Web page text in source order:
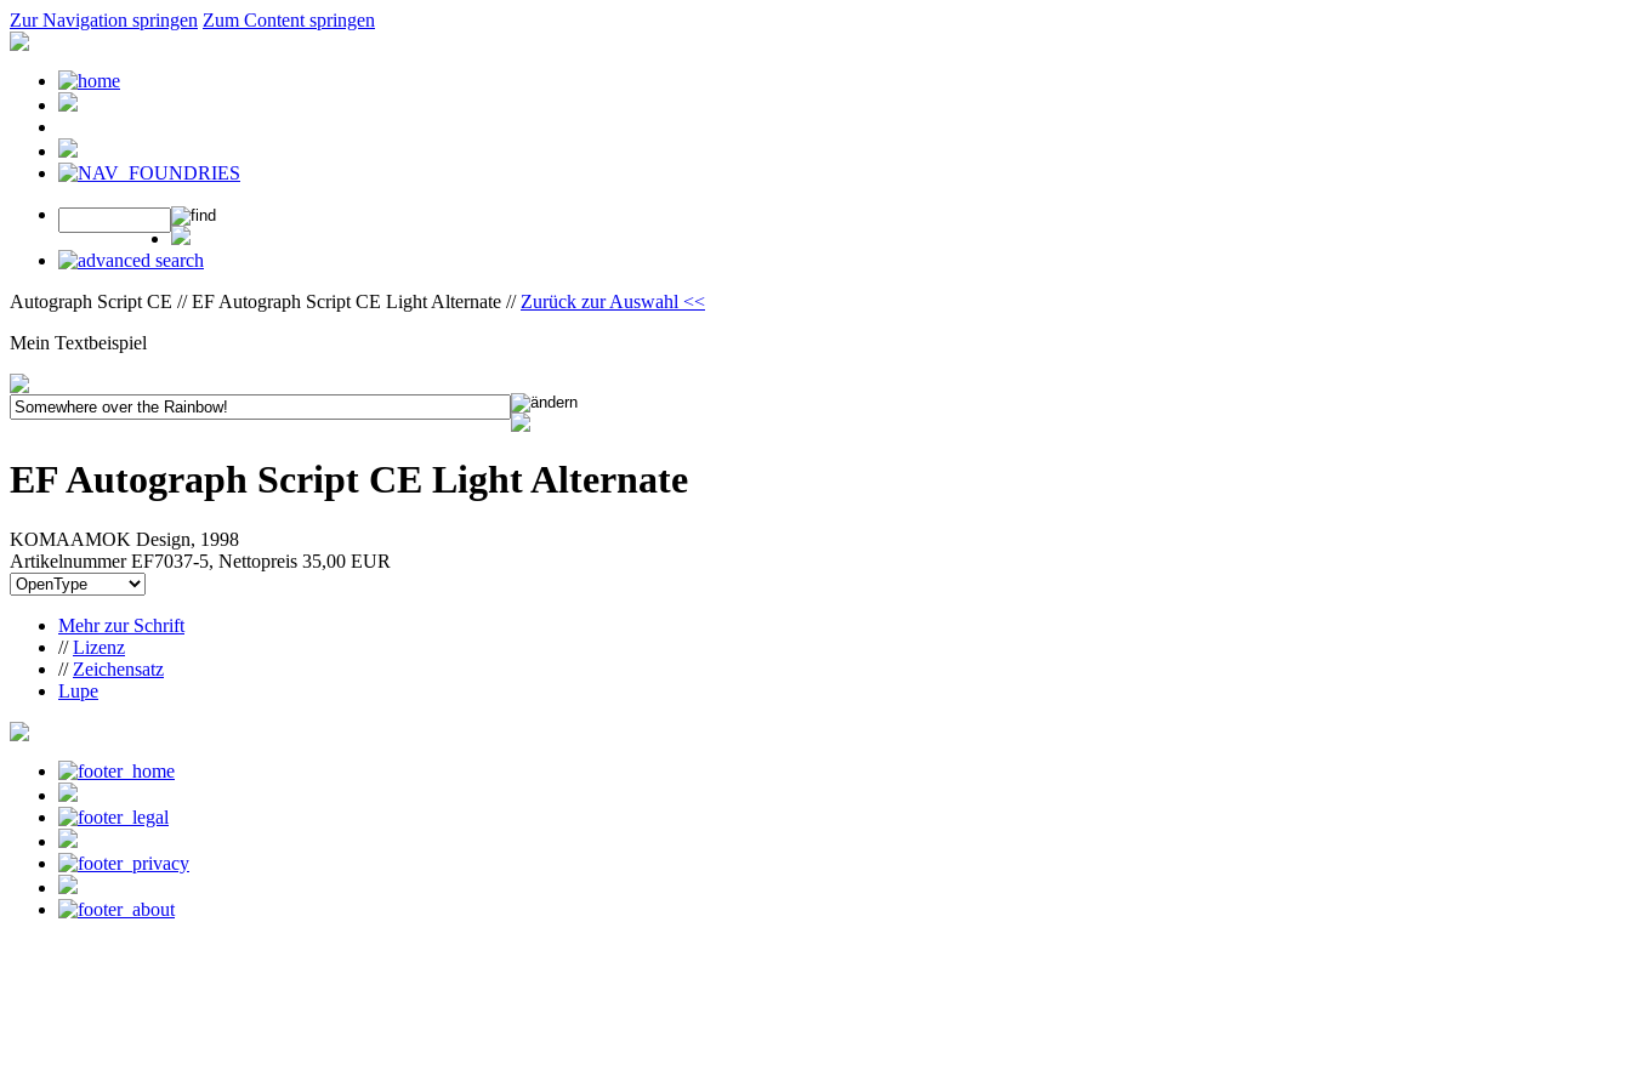
Zur Navigation springen Zum Content springen
Autograph Script CE // EF Autograph Script CE Light Alternate // Zurück zur Auswahl <<
Mein Textbeispiel
EF Autograph Script CE Light Alternate
KOMAAMOK Design, 1998
Artikelnummer EF7037-5, Nettopreis 35,00 EUR
Mehr zur Schrift
//Lizenz
// Zeichensatz
Lupe